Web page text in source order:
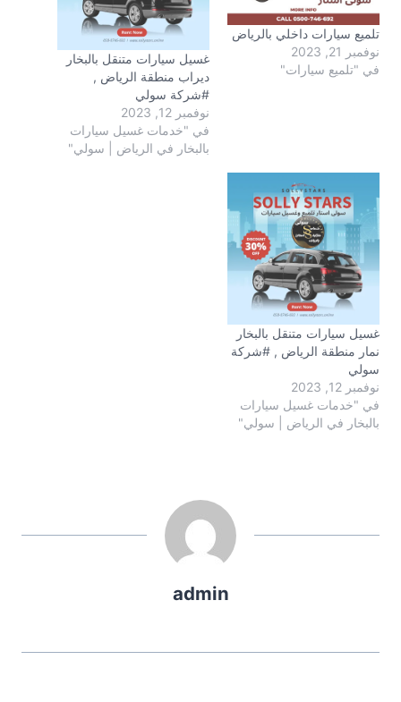
تلميع سيارات داخلي بالرياض
نوفمبر 21, 2023
في "تلميع سيارات"
غسيل سيارات متنقل بالبخار
ديراب منطقة الرياض ,
#شركة سولي
نوفمبر 12, 2023
في "خدمات غسيل سيارات
بالبخار في الرياض | سولي"
غسيل سيارات متنقل بالبخار
نمار منطقة الرياض , #شركة
سولي
نوفمبر 12, 2023
في "خدمات غسيل سيارات
بالبخار في الرياض | سولي"
admin